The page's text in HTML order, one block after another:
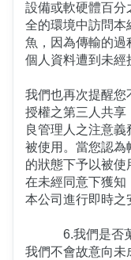
設備或軟硬體百分
全的環境中訪問本
魚，因為傳輸的過
個人資料遭到未經
我們也再次提醒您
授權之第三人共享
良管理人之注意
被使用。當您認為
的狀態下予以被使
在未經同意下獲知
本公司進行即時之
6.我們是否
我們不會故意向未